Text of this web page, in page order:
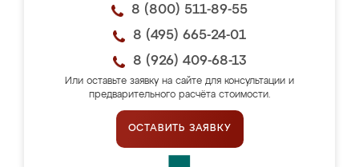
8 (800) 511-89-55
8 (495) 665-24-01
8 (926) 409-68-13
Или оставьте заявку на сайте для консультации и
предварительного расчёта стоимости.
ОСТАВИТЬ ЗАЯВКУ